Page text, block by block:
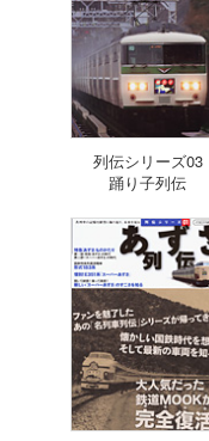
列伝シリーズ03
踊り子列伝